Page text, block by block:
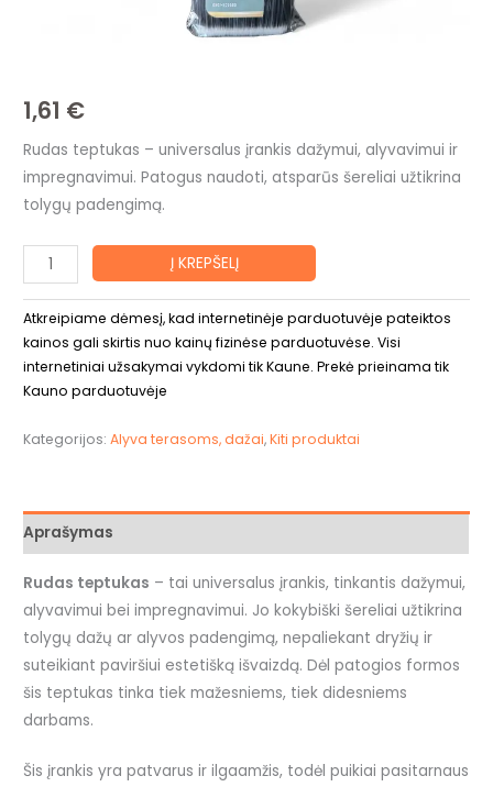
1,61 €
Rudas teptukas – universalus įrankis dažymui, alyvavimui ir
impregnavimui. Patogus naudoti, atsparūs šereliai užtikrina
tolygų padengimą.
Į KREPŠELĮ
Atkreipiame dėmesį, kad internetinėje parduotuvėje pateiktos
kainos gali skirtis nuo kainų fizinėse parduotuvėse. Visi
internetiniai užsakymai vykdomi tik Kaune. Prekė prieinama tik
Kauno parduotuvėje
Kategorijos:Alyva terasoms, dažai,Kiti produktai
Aprašymas
Rudas teptukas – tai universalus įrankis, tinkantis dažymui,
alyvavimui bei impregnavimui. Jo kokybiški šereliai užtikrina
tolygų dažų ar alyvos padengimą, nepaliekant dryžių ir
suteikiant paviršiui estetišką išvaizdą. Dėl patogios formos
šis teptukas tinka tiek mažesniems, tiek didesniems
darbams.
Šis įrankis yra patvarus ir ilgaamžis, todėl puikiai pasitarnaus